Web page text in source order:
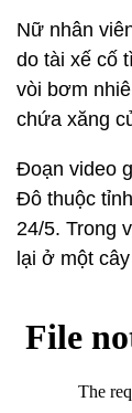
Nữ nhân
do tài xế cố
vòi bơm
chứa xăng
Đoạn video
Đô thuộc
24/5. Trong
lại ở một